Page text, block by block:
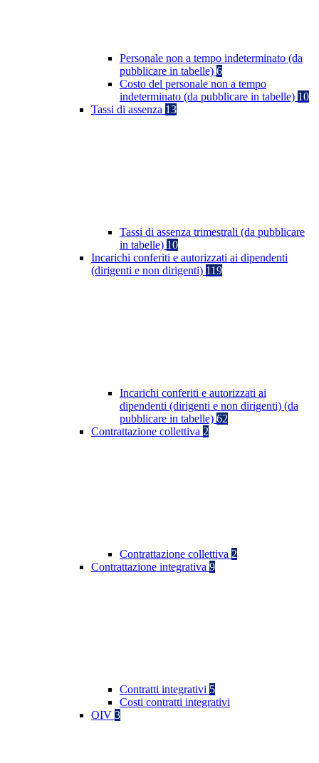
Personale non a tempo indeterminato (da
pubblicare in tabelle) 6
Costo del personale non a tempo
indeterminato (da pubblicare in tabelle) 10
Tassi di assenza 13
Tassi di assenza trimestrali (da pubblicare
in tabelle) 10
Incarichi conferiti e autorizzati ai dipendenti
(dirigenti e non dirigenti) 119
Incarichi conferiti e autorizzati ai
dipendenti (dirigenti e non dirigenti) (da
pubblicare in tabelle) 62
Contrattazione collettiva 2
Contrattazione collettiva 2
Contrattazione integrativa 9
Contratti integrativi 5
Costi contratti integrativi
OIV 3